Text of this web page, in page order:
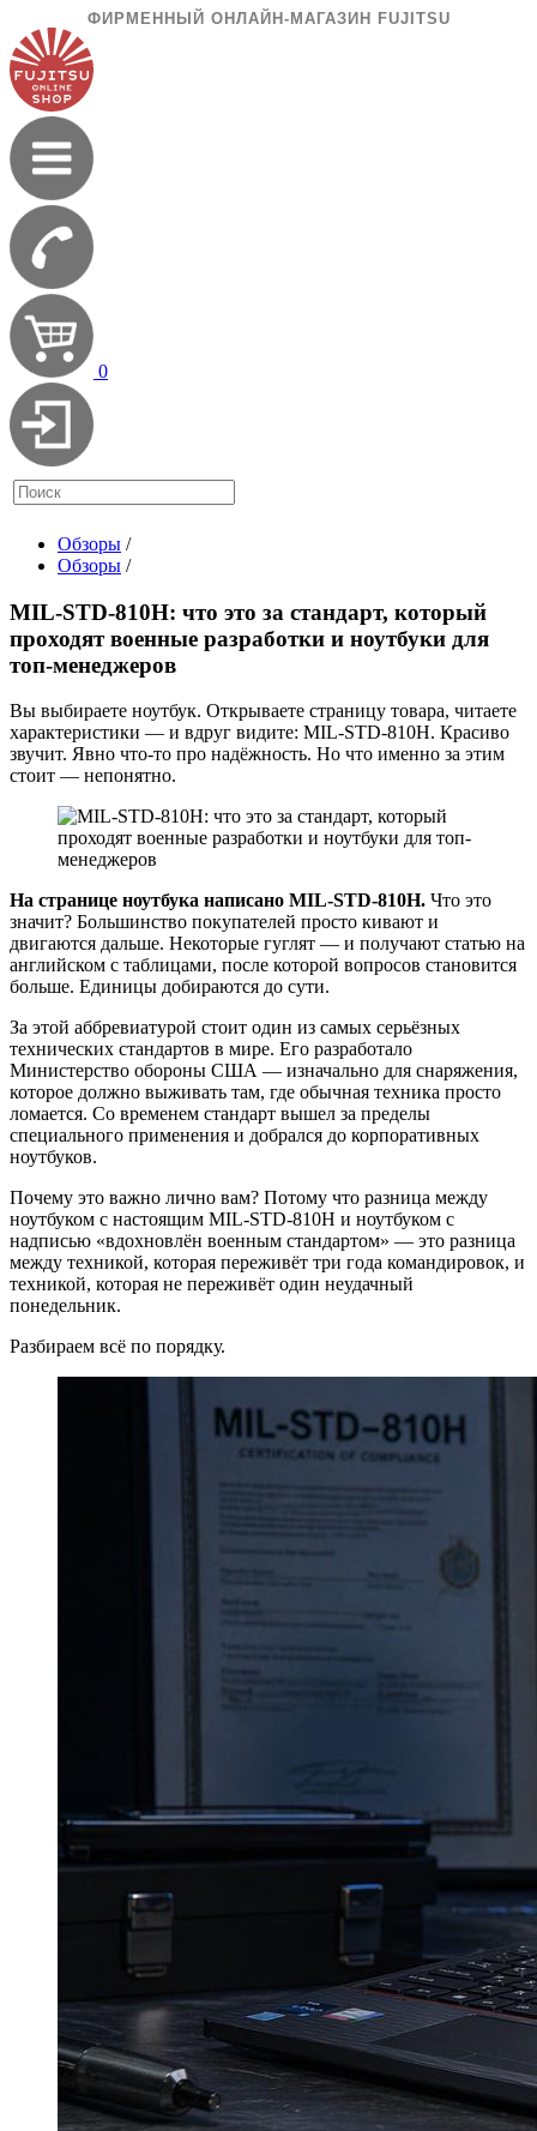
ФИРМЕННЫЙ ОНЛАЙН-МАГАЗИН FUJITSU
0
Обзоры /
Обзоры /
MIL-STD-810H: что это за стандарт, который
проходят военные разработки и ноутбуки для
топ-менеджеров
Вы выбираете ноутбук. Открываете страницу товара, читаете
характеристики — и вдруг видите: MIL-STD-810H. Красиво
звучит. Явно что-то про надёжность. Но что именно за этим
стоит — непонятно.
На странице ноутбука написано MIL-STD-810H. Что это
значит? Большинство покупателей просто кивают и
двигаются дальше. Некоторые гуглят — и получают статью на
английском с таблицами, после которой вопросов становится
больше. Единицы добираются до сути.
За этой аббревиатурой стоит один из самых серьёзных
технических стандартов в мире. Его разработало
Министерство обороны США — изначально для снаряжения,
которое должно выживать там, где обычная техника просто
ломается. Со временем стандарт вышел за пределы
специального применения и добрался до корпоративных
ноутбуков.
Почему это важно лично вам? Потому что разница между
ноутбуком с настоящим MIL-STD-810H и ноутбуком с
надписью «вдохновлён военным стандартом» — это разница
между техникой, которая переживёт три года командировок, и
техникой, которая не переживёт один неудачный
понедельник.
Разбираем всё по порядку.